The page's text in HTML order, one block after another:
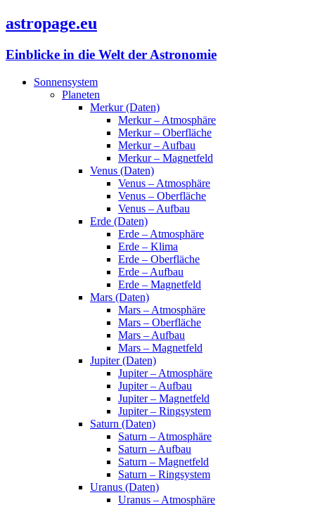
astropage.eu
Einblicke in die Welt der Astronomie
Sonnensystem
Planeten
Merkur (Daten)
Merkur – Atmosphäre
Merkur – Oberfläche
Merkur – Aufbau
Merkur – Magnetfeld
Venus (Daten)
Venus – Atmosphäre
Venus – Oberfläche
Venus – Aufbau
Erde (Daten)
Erde – Atmosphäre
Erde – Klima
Erde – Oberfläche
Erde – Aufbau
Erde – Magnetfeld
Mars (Daten)
Mars – Atmosphäre
Mars – Oberfläche
Mars – Aufbau
Mars – Magnetfeld
Jupiter (Daten)
Jupiter – Atmosphäre
Jupiter – Aufbau
Jupiter – Magnetfeld
Jupiter – Ringsystem
Saturn (Daten)
Saturn – Atmosphäre
Saturn – Aufbau
Saturn – Magnetfeld
Saturn – Ringsystem
Uranus (Daten)
Uranus – Atmosphäre